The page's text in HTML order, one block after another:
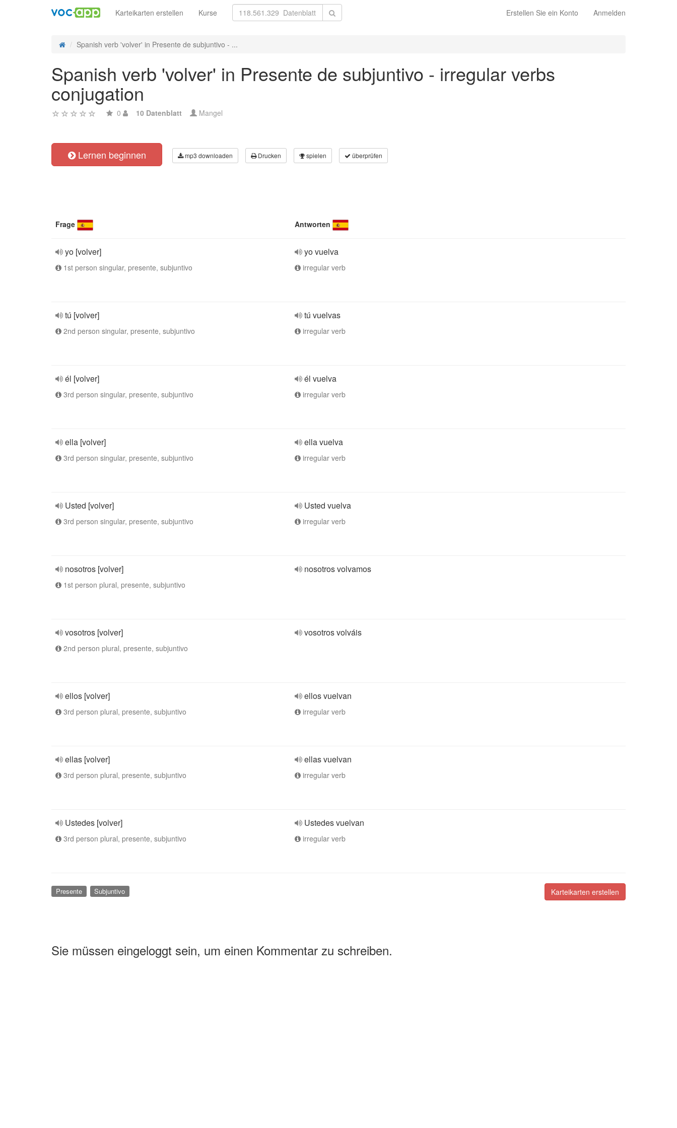
Erstellen Sie ein Konto Anmelden
Karteikarten erstellen Kurse
Spanish verb 'volver' in Presente de subjuntivo - ...
Spanish verb 'volver' in Presente de subjuntivo - irregular verbs
conjugation
0 10 Datenblatt Mangel
Lernen beginnen mp3 downloaden Drucken spielen überprüfen
Frage Antworten
yo [volver]
1st person singular, presente, subjuntivo
yo vuelva
irregular verb
tú [volver]
2nd person singular, presente, subjuntivo
tú vuelvas
irregular verb
él [volver]
3rd person singular, presente, subjuntivo
él vuelva
irregular verb
ella [volver]
3rd person singular, presente, subjuntivo
ella vuelva
irregular verb
Usted [volver]
3rd person singular, presente, subjuntivo
Usted vuelva
irregular verb
nosotros [volver]
1st person plural, presente, subjuntivo
nosotros volvamos
vosotros [volver]
2nd person plural, presente, subjuntivo
vosotros volváis
ellos [volver]
3rd person plural, presente, subjuntivo
ellos vuelvan
irregular verb
ellas [volver]
3rd person plural, presente, subjuntivo
ellas vuelvan
irregular verb
Ustedes [volver]
3rd person plural, presente, subjuntivo
Ustedes vuelvan
irregular verb
Karteikarten erstellen
Presente Subjuntivo
Sie müssen eingeloggt sein, um einen Kommentar zu schreiben.